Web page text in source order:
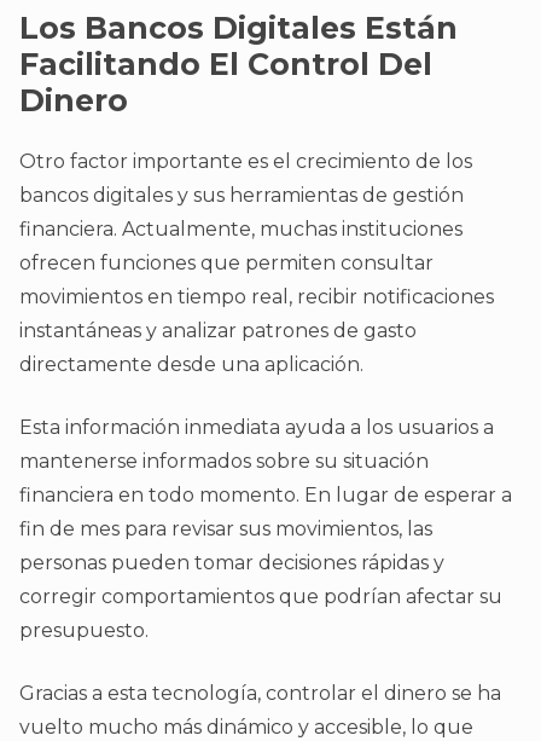
Los Bancos Digitales Están
Facilitando El Control Del
Dinero
Otro factor importante es el crecimiento de los
bancos digitales y sus herramientas de gestión
financiera. Actualmente, muchas instituciones
ofrecen funciones que permiten consultar
movimientos en tiempo real, recibir notificaciones
instantáneas y analizar patrones de gasto
directamente desde una aplicación.
Esta información inmediata ayuda a los usuarios a
mantenerse informados sobre su situación
financiera en todo momento. En lugar de esperar a
fin de mes para revisar sus movimientos, las
personas pueden tomar decisiones rápidas y
corregir comportamientos que podrían afectar su
presupuesto.
Gracias a esta tecnología, controlar el dinero se ha
vuelto mucho más dinámico y accesible, lo que